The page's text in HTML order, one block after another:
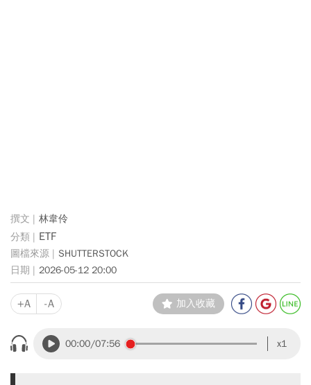
林韋伶
ETF
SHUTTERSTOCK
2026-05-12 20:00
+A -A 加入收藏
00:00/07:56 x1